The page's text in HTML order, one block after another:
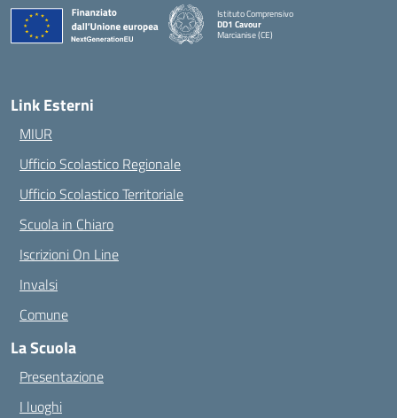
Istituto Comprensivo
DD1 Cavour
Marcianise (CE)
Link Esterni
MIUR
Ufficio Scolastico Regionale
Ufficio Scolastico Territoriale
Scuola in Chiaro
Iscrizioni On Line
Invalsi
Comune
La Scuola
Presentazione
I luoghi